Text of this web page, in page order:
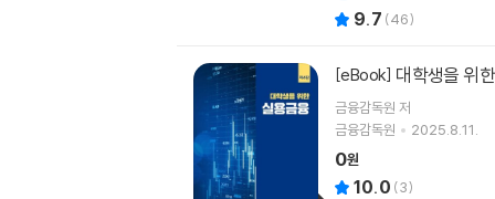
9.7 (46)
[eBook] 대학생을 위
금융감독원 저
금융감독원
2025.8.11.
0원
10.0 (3)